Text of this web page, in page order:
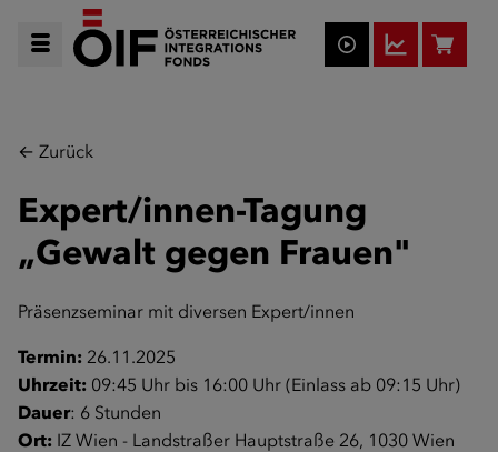
← Zurück
Expert/innen-Tagung
„Gewalt gegen Frauen"
Präsenzseminar mit diversen Expert/innen
Termin: 26.11.2025
Uhrzeit: 09:45 Uhr bis 16:00 Uhr (Einlass ab 09:15 Uhr)
Dauer: 6 Stunden
Ort: IZ Wien - Landstraßer Hauptstraße 26, 1030 Wien